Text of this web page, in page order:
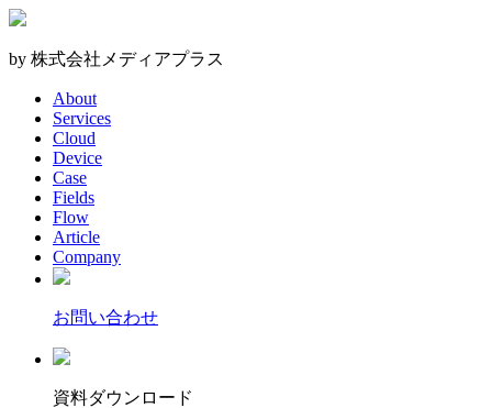
by 株式会社メディアプラス
About
Services
Cloud
Device
Case
Fields
Flow
Article
Company
お問い合わせ
資料ダウンロード